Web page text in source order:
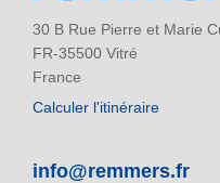
30 B Rue Pierre et Marie
FR-35500 Vitré
France
Calculer l'itinéraire
info@remmers.fr